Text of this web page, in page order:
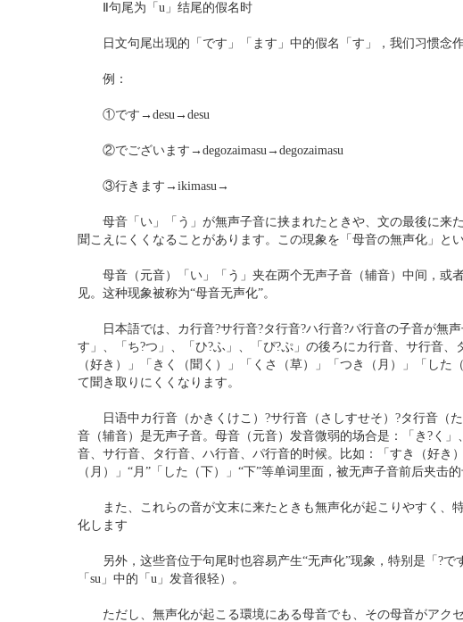
Ⅱ句尾为「u」结尾的假名时
日文句尾出现的「です」「ます」中的假名「す」，我们习惯念作
例：
①です→desu→desu
②でございます→degozaimasu→degozaimasu
③行きます→ikimasu→
母音「い」「う」が無声子音に挟まれたときや、文の最後に来
聞こえにくくなることがあります。この現象を「母音の無声化」とい
母音（元音）「い」「う」夹在两个无声子音（辅音）中间，或
见。这种现象被称为“母音无声化”。
日本語では、カ行音?サ行音?タ行音?ハ行音?パ行音の子音が無
す」、「ち?つ」、「ひ?ふ」、「ぴ?ぷ」の後ろにカ行音、サ行音
（好き）」「きく（聞く）」「くさ（草）」「つき（月）」「し
て聞き取りにくくなります。
日语中カ行音（かきくけこ）?サ行音（さしすせそ）?タ行音（
音（辅音）是无声子音。母音（元音）发音微弱的场合是：「き?く
音、サ行音、タ行音、ハ行音、パ行音的时候。比如：「すき（好き
（月）」“月”「した（下）」“下”等单词里面，被无声子音前后夹击
また、これらの音が文末に来たときも無声化が起こりやすく、
化します
另外，这些音位于句尾时也容易产生“无声化”现象，特别是「?で
「su」中的「u」发音很轻）。
ただし、無声化が起こる環境にある母音でも、その母音がアク